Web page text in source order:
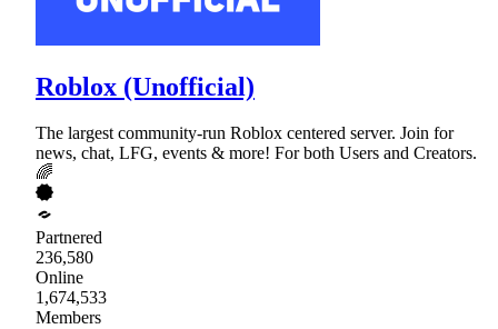
Roblox (Unofficial)
The largest community-run Roblox centered server. Join for
news, chat, LFG, events & more! For both Users and Creators.
🌈
Partnered
236,580
Online
1,674,533
Members